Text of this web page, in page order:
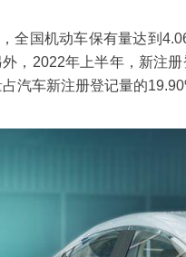
全国机动车保有量达到
，2022年上半年，新注
汽车新注册登记量的